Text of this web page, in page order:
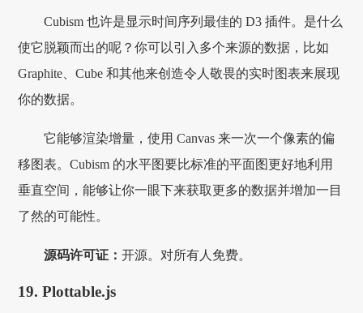
Cubism 也许是显示时间序列最佳的 D3 插件。是什么
使它脱颖而出的呢？你可以引入多个来源的数据，比如
Graphite、Cube 和其他来创造令人敬畏的实时图表来展现
你的数据。
它能够渲染增量，使用 Canvas 来一次一个像素的偏
移图表。Cubism 的水平图要比标准的平面图更好地利用
垂直空间，能够让你一眼下来获取更多的数据并增加一目
了然的可能性。
源码许可证：开源。对所有人免费。
19. Plottable.js